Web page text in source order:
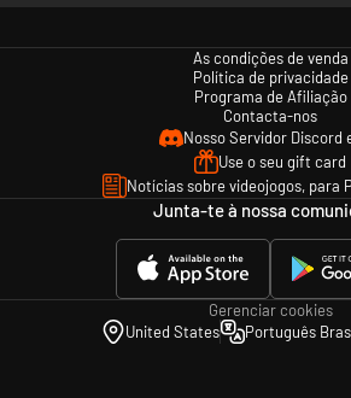
As condições de venda
Política de privacidade
Programa de Afiliação
Contacta-nos
Nosso Servidor Discord
Use o seu gift card
Notícias sobre videojogos, para
Junta-te à nossa
Gerenciar cookies
United States
Português